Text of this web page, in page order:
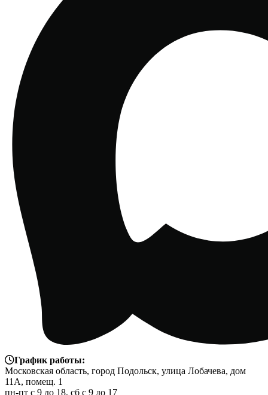
График работы:
Московская область, город Подольск, улица Лобачева, дом
11А, помещ. 1
пн-пт с 9 до 18, сб с 9 до 17